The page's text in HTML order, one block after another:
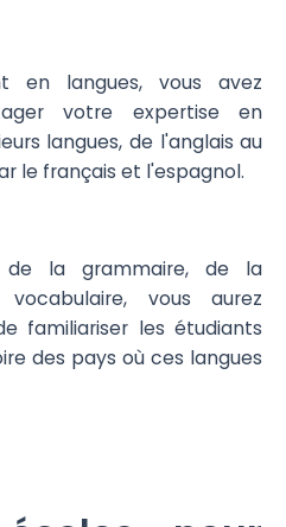
en langues, vous avez
votre expertise en
langues, de l'anglais au
le français et l'espagnol.
de la grammaire, de la
vous aurez
familiariser les étudiants
des pays où ces langues